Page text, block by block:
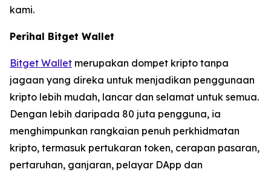
kami.
Perihal Bitget Wallet
Bitget Wallet merupakan dompet kripto tanpa
jagaan yang direka untuk menjadikan penggunaan
kripto lebih mudah, lancar dan selamat untuk semua.
Dengan lebih daripada 80 juta pengguna, ia
menghimpunkan rangkaian penuh perkhidmatan
kripto, termasuk pertukaran token, cerapan pasaran,
pertaruhan, ganjaran, pelayar DApp dan